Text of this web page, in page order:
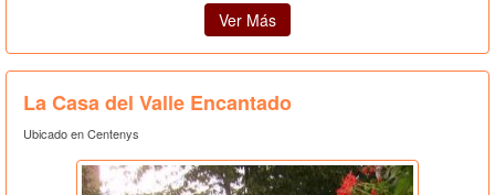
Ver Más
La Casa del Valle Encantado
Ubicado en Centenys